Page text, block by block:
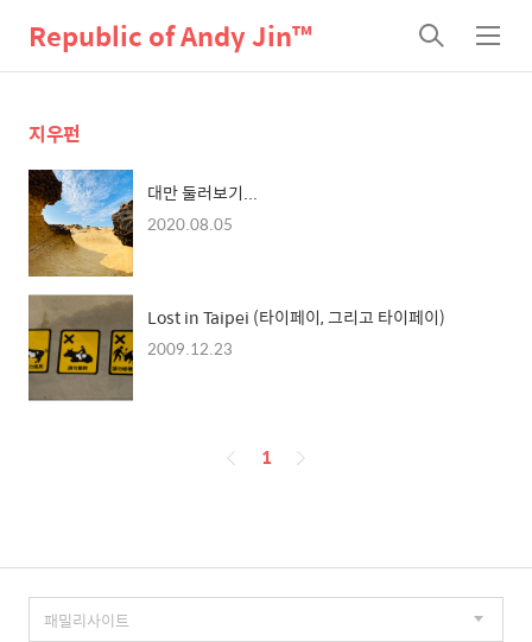
Republic of Andy Jin™
검
색
메
뉴
지우펀
대만 둘러보기...
2020.08.05
Lost in Taipei (타이페이, 그리고 타이페이)
2009.12.23
페
1